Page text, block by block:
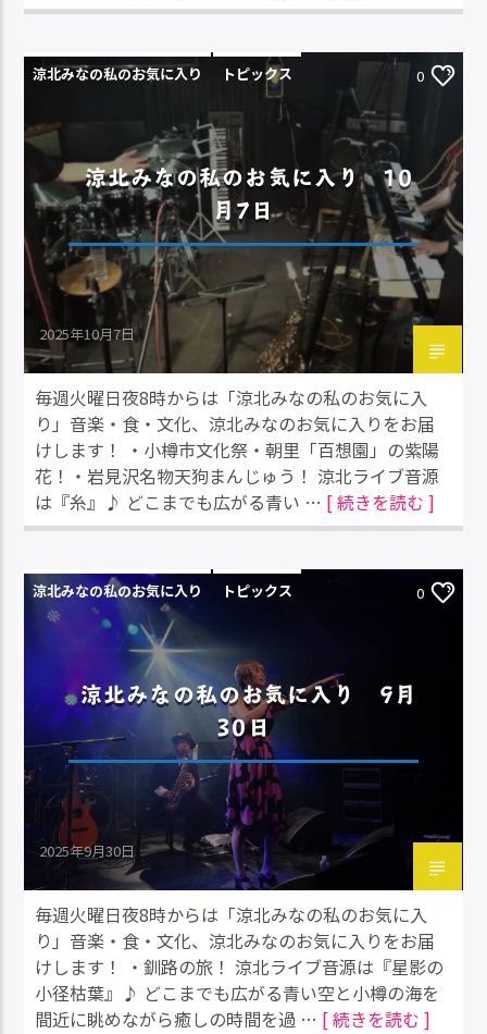
涼北みなの私のお気に入り トピックス 0
涼北みなの私のお気に入り 10
月7日
2025年10月7日
毎週火曜日夜8時からは「涼北みなの私のお気に入
り」音楽・食・文化、涼北みなのお気に入りをお届
けします！ ・小樽市文化祭・朝里「百想園」の紫陽
花！・岩見沢名物天狗まんじゅう！ 涼北ライブ音源
は『糸』♪ どこまでも広がる青い … [ 続きを読む ]
涼北みなの私のお気に入り トピックス 0
涼北みなの私のお気に入り 9月
30日
2025年9月30日
毎週火曜日夜8時からは「涼北みなの私のお気に入
り」音楽・食・文化、涼北みなのお気に入りをお届
けします！ ・釧路の旅！ 涼北ライブ音源は『星影の
小径枯葉』♪ どこまでも広がる青い空と小樽の海を
間近に眺めながら癒しの時間を過 … [ 続きを読む ]